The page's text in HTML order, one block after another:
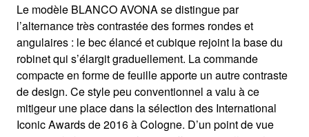
AVONA
Jeu de contrastes
Le modèle BLANCO AVONA se distingue par
l’alternance très contrastée des formes rondes et
angulaires : le bec élancé et cubique rejoint la base du
robinet qui s’élargit graduellement. La commande
compacte en forme de feuille apporte un autre contraste
de design. Ce style peu conventionnel a valu à ce
mitigeur une place dans la sélection des International
Iconic Awards de 2016 à Cologne. D’un point de vue